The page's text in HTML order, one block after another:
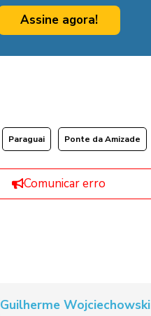
Assine agora!
Paraguai Ponte da Amizade
Comunicar erro
Guilherme Wojciechowski